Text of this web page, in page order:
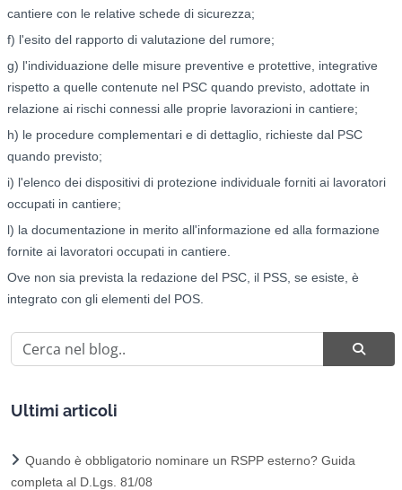
cantiere con le relative schede di sicurezza;
f) l'esito del rapporto di valutazione del rumore;
g) l'individuazione delle misure preventive e protettive, integrative
rispetto a quelle contenute nel PSC quando previsto, adottate in
relazione ai rischi connessi alle proprie lavorazioni in cantiere;
h) le procedure complementari e di dettaglio, richieste dal PSC
quando previsto;
i) l'elenco dei dispositivi di protezione individuale forniti ai lavoratori
occupati in cantiere;
l) la documentazione in merito all'informazione ed alla formazione
fornite ai lavoratori occupati in cantiere.
Ove non sia prevista la redazione del PSC, il PSS, se esiste, è
integrato con gli elementi del POS.
Ultimi articoli
Quando è obbligatorio nominare un RSPP esterno? Guida
completa al D.Lgs. 81/08